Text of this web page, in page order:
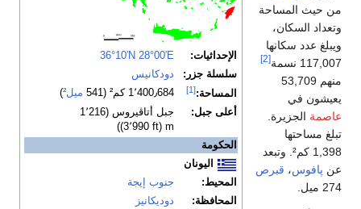
الإحداثيات: 36°10′N 28°00′E
سلسلة جزر:
دودكانيس
المساحة:[1] 1٬400٫684 كم² (541 ميل² )
أعلى جبل:
جبل أتاڤيروس (1٬216
m (3٬990 ft))
الحكومة
اليونان
المحيط:
جنوب إيجة
المحافظة:
دوديكانيز
من حيث المساحة
وتعداد السكان،
ويبلغ عدد سكانها
117,007 نسمة
[2]
منهم 53,709
يعيشون في
عاصمة الجزيرة.
تبلغ مساحتها
1,398 كم². وتبعد
عن پافوس، قبرص
274 ميل.